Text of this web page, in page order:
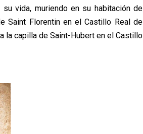
vida, muriendo en su habitación de
Saint Florentin en el Castillo Real de
la capilla de Saint-Hubert en el Castillo